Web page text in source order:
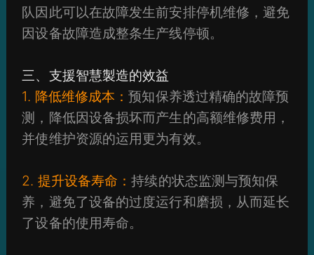
队因此可以在故障发生前安排停机维修，避免
因设备故障造成整条生产线停顿。
三、支援智慧製造的效益
1. 降低维修成本：预知保养透过精确的故障预
测，降低因设备损坏而产生的高额维修费用，
并使维护资源的运用更为有效。
2. 提升设备寿命：持续的状态监测与预知保
养，避免了设备的过度运行和磨损，从而延长
了设备的使用寿命。